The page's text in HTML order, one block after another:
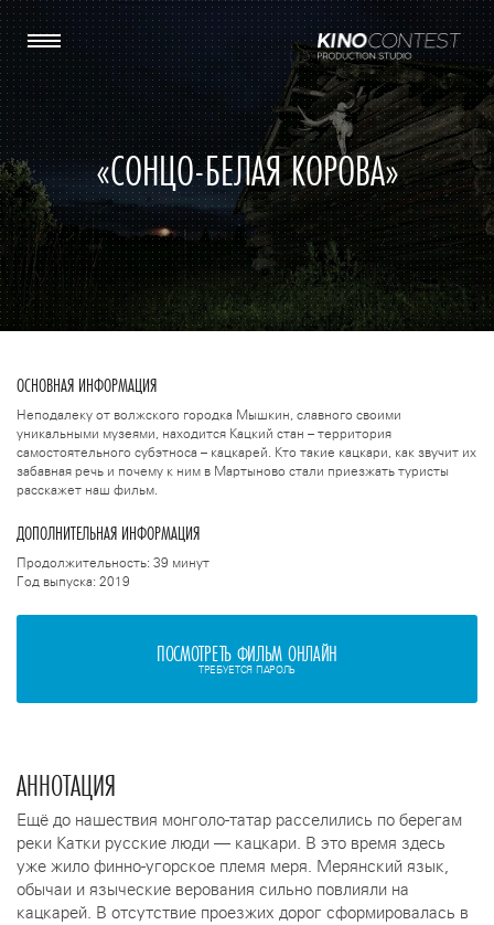
«СОНЦО-БЕЛАЯ КОРОВА»
ОСНОВНАЯ ИНФОРМАЦИЯ
Неподалеку от волжского городка Мышкин, славного своими
уникальными музеями, находится Кацкий стан – территория
самостоятельного субэтноса – кацкарей. Кто такие кацкари, как звучит их
забавная речь и почему к ним в Мартыново стали приезжать туристы
расскажет наш фильм.
ДОПОЛНИТЕЛЬНАЯ ИНФОРМАЦИЯ
Продолжительность: 39 минут
Год выпуска: 2019
ПОСМОТРЕТЬ ФИЛЬМ ОНЛАЙН
ТРЕБУЕТСЯ ПАРОЛЬ
АННОТАЦИЯ
Ещё до нашествия монголо-татар расселились по берегам
реки Катки русские люди — кацкари. В это время здесь
уже жило финно-угорское племя меря. Мерянский язык,
обычаи и языческие верования сильно повлияли на
кацкарей. В отсутствие проезжих дорог сформировалась в